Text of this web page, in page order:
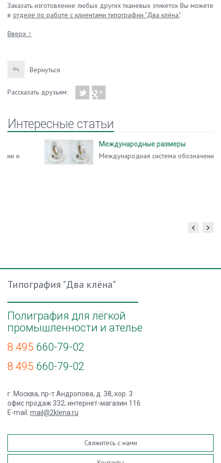
Заказать изготовление любых других тканевых этикеток Вы можете
в отделе по работе с клиентами типографии "Два клёна".
Вверх ↑
Вернуться
Рассказать друзьям:
Интересные статьи
Международные размеры
Международная система обозначения размеров
Типография "Два клёна"
Полиграфия для лёгкой
промышленности и ателье
8 495 660-79-02
8 495 660-79-02
г. Москва, пр-т Андропова, д. 38, кор. 3
офис продаж 332; интернет-магазин 116
E-mail: mail@2klena.ru
Свяжитесь с нами